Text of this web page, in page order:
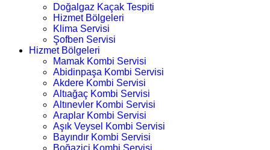
Doğalgaz Kaçak Tespiti
Hizmet Bölgeleri
Klima Servisi
Şofben Servisi
Hizmet Bölgeleri
Mamak Kombi Servisi
Abidinpaşa Kombi Servisi
Akdere Kombi Servisi
Altıağaç Kombi Servisi
Altınevler Kombi Servisi
Araplar Kombi Servisi
Aşık Veysel Kombi Servisi
Bayındır Kombi Servisi
Boğaziçi Kombi Servisi